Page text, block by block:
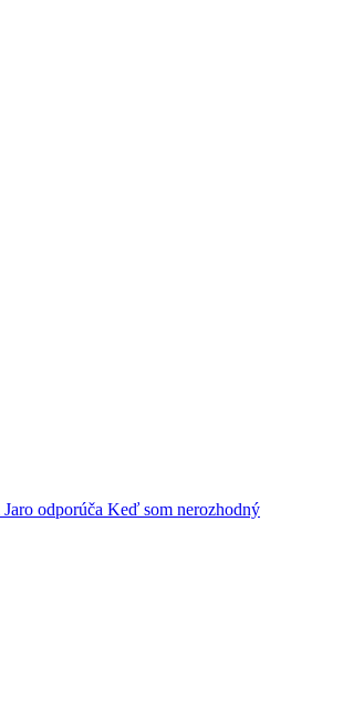
Jaro odporúča Keď som nerozhodný